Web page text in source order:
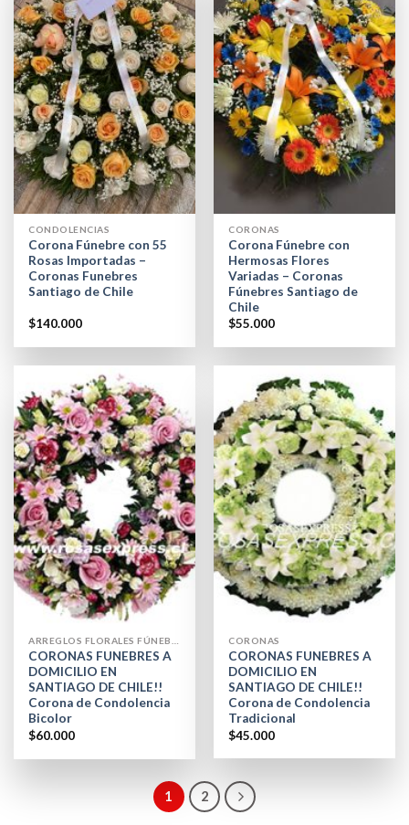
CONDOLENCIAS
Corona Fúnebre con 55
Rosas Importadas –
Coronas Funebres
Santiago de Chile
$140.000
CORONAS
Corona Fúnebre con
Hermosas Flores
Variadas – Coronas
Fúnebres Santiago de
Chile
$55.000
ARREGLOS FLORALES FÚNEBRES
CORONAS FUNEBRES A
DOMICILIO EN
SANTIAGO DE CHILE!!
Corona de Condolencia
Bicolor
$60.000
CORONAS
CORONAS FUNEBRES A
DOMICILIO EN
SANTIAGO DE CHILE!!
Corona de Condolencia
Tradicional
$45.000
1 2